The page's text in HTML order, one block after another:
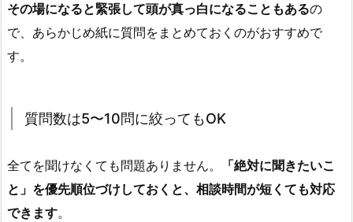
その場になると緊張して頭が真っ白になることもあるの
で、あらかじめ紙に質問をまとめておくのがおすすめで
す。
質問数は5〜10問に絞ってもOK
全てを聞けなくても問題ありません。
「絶対に聞きたいこ
と」を優先順位づけしておくと、相談時間が短くても対応
できます。